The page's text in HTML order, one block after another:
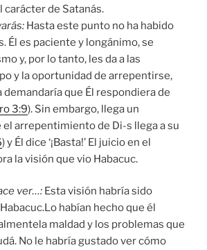
de Satanás.
Hasta este punto no ha habido
Él es paciente y longánimo, se
y, por lo tanto, les da a las
y la oportunidad de arrepentirse,
demandaría que Él respondiera de
3:9). Sin embargo, llega un
arrepentimiento de Di-s llega a su
) y Él dice ‘¡Basta!’ El juicio en el
la visión que vio Habacuc.
ver…: Esta visión habría sido
habían hecho que él
maldad y los problemas que
No le habría gustado ver cómo